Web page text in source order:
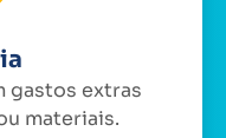
gastos extras
materiais.